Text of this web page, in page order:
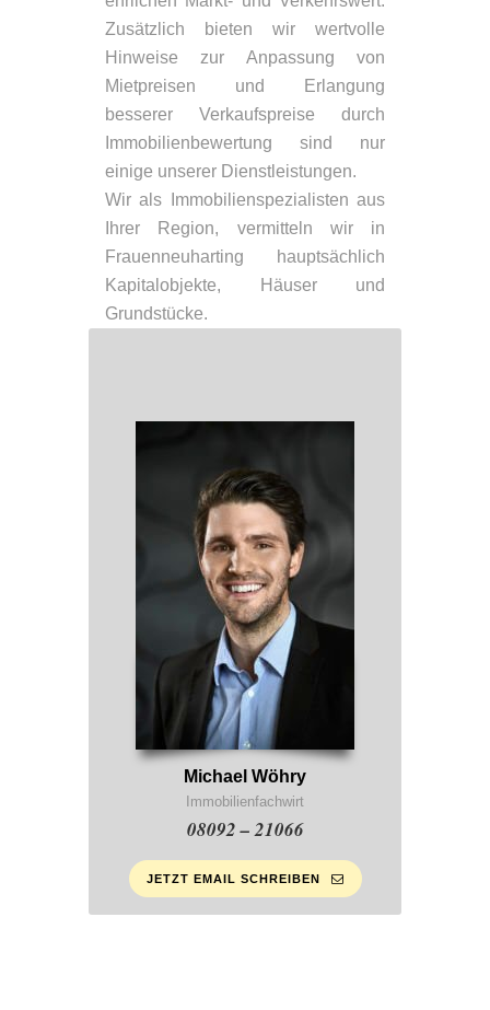
Zusätzlich bieten wir wertvolle
Hinweise zur Anpassung von
Mietpreisen und Erlangung
besserer Verkaufspreise durch
Immobilienbewertung sind nur
einige unserer Dienstleistungen.
Wir als Immobilienspezialisten aus
Ihrer Region, vermitteln wir in
Frauenneuharting hauptsächlich
Kapitalobjekte, Häuser und
Grundstücke.
Michael Wöhry
Immobilienfachwirt
08092 – 21066
JETZT EMAIL SCHREIBEN